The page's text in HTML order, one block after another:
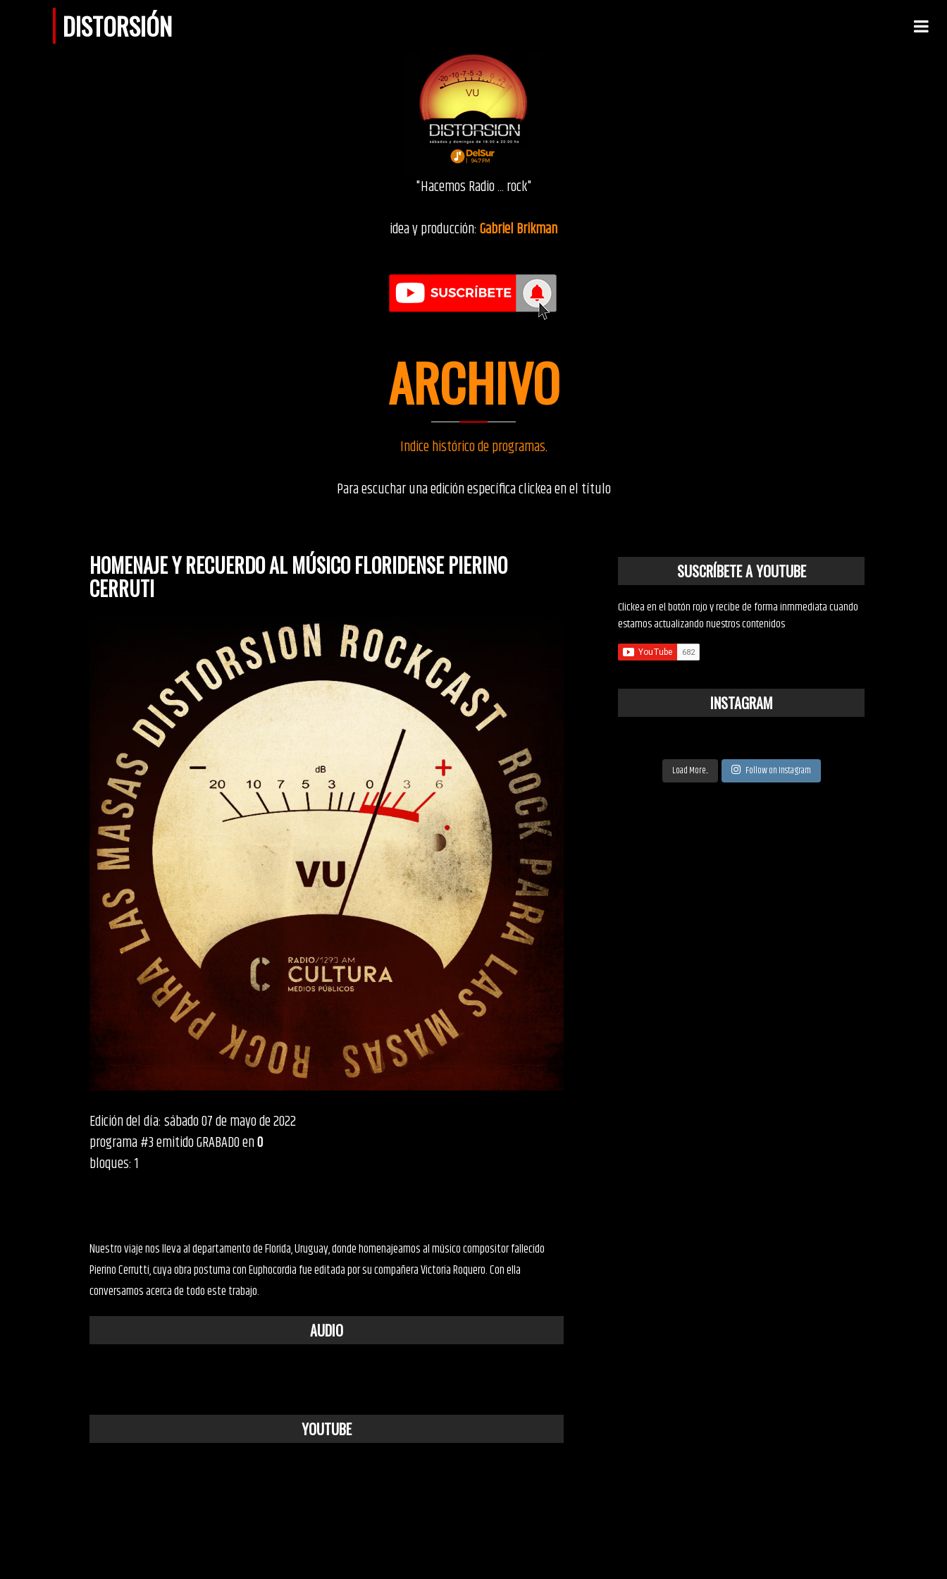
DISTORSIÓN
"Hacemos Radio ... rock"
idea y producción:Gabriel Brikman
ARCHIVO
Indice histórico de programas.
Para escuchar una edición específica clickea en el título
HOMENAJE Y RECUERDO AL MÚSICO FLORIDENSE PIERINO
CERRUTI
Edición del día: sábado 07 de mayo de 2022
programa #3 emitido GRABADO en0
bloques: 1
Nuestro viaje nos lleva al departamento de Florida, Uruguay, donde homenajeamos al músico compositor fallecido
Pierino Cerrutti, cuya obra postuma con Euphocordia fue editada por su compañera Victoria Roquero. Con ella
conversamos acerca de todo este trabajo.
AUDIO
YOUTUBE
SUSCRÍBETE A YOUTUBE
Clickea en el botón rojo y recibe de forma inmmediata cuando
estamos actualizando nuestros contenidos
INSTAGRAM
Load More... Follow on Instagram